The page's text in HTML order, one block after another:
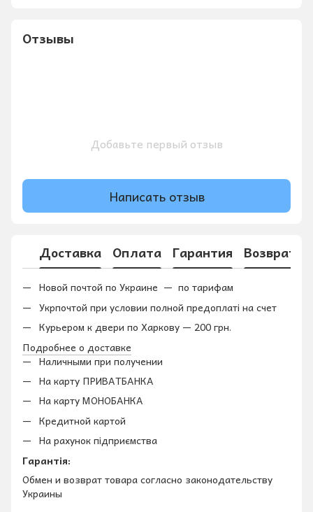
Отзывы
Добавьте первый отзыв
Написать отзыв
Доставка Оплата Гарантия Возврат
Новой почтой по Украине — по тарифам
Укрпочтой при условии полной предоплаті на счет
Курьером к двери по Харкову — 200 грн.
Подробнее о доставке
Наличными при получении
На карту ПРИВАТБАНКА
На карту МОНОБАНКА
Кредитной картой
На рахунок підприємства
Гарантія:
Обмен и возврат товара согласно законодательству
Украины